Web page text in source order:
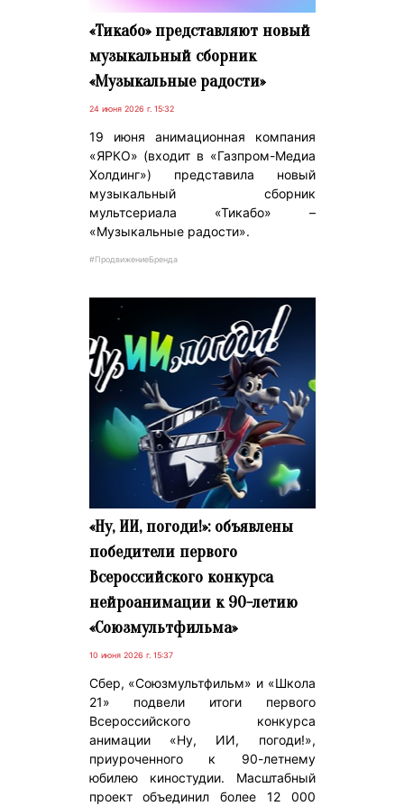
«Тикабо» представляют новый
музыкальный сборник
«Музыкальные радости»
24 июня 2026 г. 15:32
19 июня анимационная компания
«ЯРКО» (входит в «Газпром-Медиа
Холдинг») представила новый
музыкальный сборник
мультсериала «Тикабо» –
«Музыкальные радости».
#ПродвижениеБренда
«Ну, ИИ, погоди!»: объявлены
победители первого
Всероссийского конкурса
нейроанимации к 90-летию
«Союзмультфильма»
10 июня 2026 г. 15:37
Сбер, «Союзмультфильм» и «Школа
21» подвели итоги первого
Всероссийского конкурса
анимации «Ну, ИИ, погоди!»,
приуроченного к 90-летнему
юбилею киностудии. Масштабный
проект объединил более 12 000